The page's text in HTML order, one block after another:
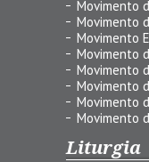
Movimento
Movimento
Movimento
Movimento
Movimento
Movimento
Movimento
Movimento
Liturgia